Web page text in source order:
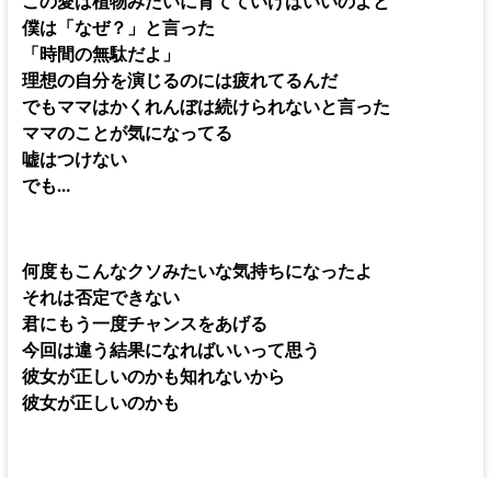
僕は「なぜ？」と言った
「時間の無駄だよ」
理想の自分を演じるのには疲れてるんだ
でもママはかくれんぼは続けられないと言った
ママのことが気になってる
嘘はつけない
でも…
何度もこんなクソみたいな気持ちになったよ
それは否定できない
君にもう一度チャンスをあげる
今回は違う結果になればいいって思う
彼女が正しいのかも知れないから
彼女が正しいのかも